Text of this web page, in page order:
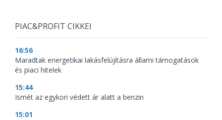
PIAC&PROFIT CIKKEI
16:56
Maradtak energetikai lakásfelújításra állami támogatások
és piaci hitelek
15:44
Ismét az egykori védett ár alatt a benzin
15:01